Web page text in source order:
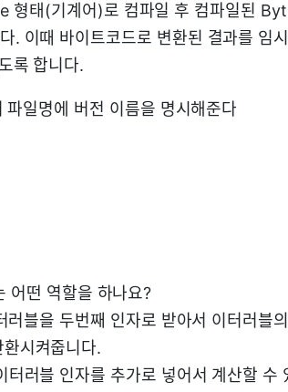
형태(기계어)로 컴파일 후 컴파일된
. 이때 바이트코드로 변환된 결과를 임
록 합니다.
파일명에 버전 이름을 명시해준다
떤 역할을 하나요?
블을 두번째 인자로 받아서 이터러블의
시켜줍니다.
터러블 인자를 추가로 넣어서 계산할 수